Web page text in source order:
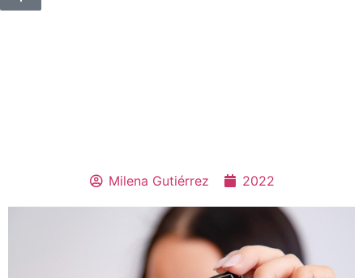
Milena Gutiérrez 2022